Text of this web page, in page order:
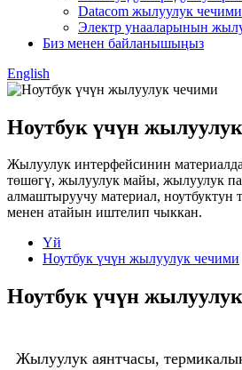
Datacom жылуулук чечими
Электр унааларынын
Биз менен байланышыңыз
English
Ноутбук үчүн
Жылуулук интерфейсинин
төшөгү, жылуулук майы, жылуулук
алмаштыруучу материал, ноутбуктун
менен атайын иштелип чыккан.
Үй
Ноутбук үчүн жылуулук чечими
Ноутбук үчүн
Жылуулук аянтчасы,